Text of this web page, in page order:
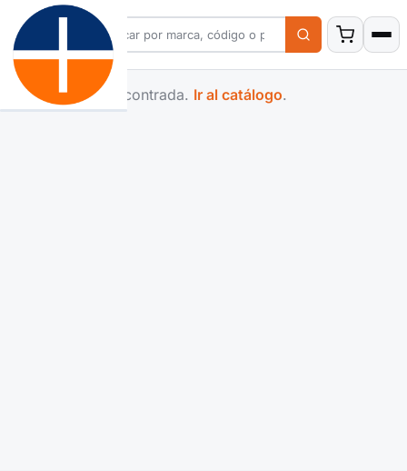
Familia no encontrada. Ir al catálogo.